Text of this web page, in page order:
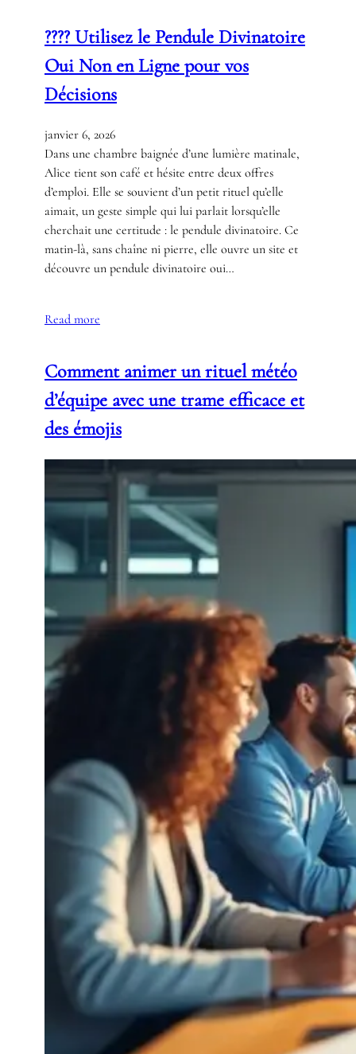
???? Utilisez le Pendule Divinatoire
Oui Non en Ligne pour vos
Décisions
janvier 6, 2026
Dans une chambre baignée d’une lumière matinale,
Alice tient son café et hésite entre deux offres
d’emploi. Elle se souvient d’un petit rituel qu’elle
aimait, un geste simple qui lui parlait lorsqu’elle
cherchait une certitude : le pendule divinatoire. Ce
matin-là, sans chaîne ni pierre, elle ouvre un site et
découvre un pendule divinatoire oui…
Read more
Comment animer un rituel météo
d’équipe avec une trame efficace et
des émojis